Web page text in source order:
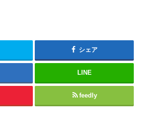
シェア
LINE
feedly